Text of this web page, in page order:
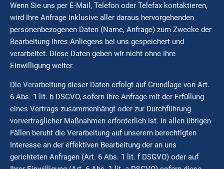
Wenn Sie uns per E-Mail, Telefon oder Telefax kontaktieren,
wird Ihre Anfrage inklusive aller daraus hervorgehenden
personenbezogenen Daten (Name, Anfrage) zum Zwecke der
Bearbeitung Ihres Anliegens bei uns gespeichert und
verarbeitet. Diese Daten geben wir nicht ohne Ihre
Einwilligung weiter.
Die Verarbeitung dieser Daten erfolgt auf Grundlage von Art.
6 Abs. 1 lit. b DSGVO, sofern Ihre Anfrage mit der Erfüllung
eines Vertrags zusammenhängt oder zur Durchführung
vorvertraglicher Maßnahmen erforderlich ist. In allen übrigen
Fällen beruht die Verarbeitung auf unserem berechtigten
Interesse an der effektiven Bearbeitung der an uns
gerichteten Anfragen (Art. 6 Abs. 1 lit. f DSGVO) oder auf